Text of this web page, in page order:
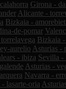
Girona -
Alicante -
Bizkaia -
de-pomar
Bizkaia
aurelio Asturias -
- ibiza Sevilla -
Asturias -
Navarra -
lasarte-oria